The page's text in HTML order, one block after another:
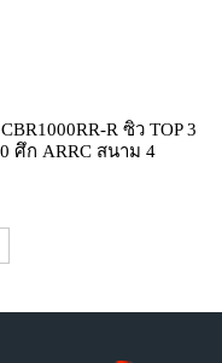
R ซิว TOP 3
ศึก ARRC สนาม 4